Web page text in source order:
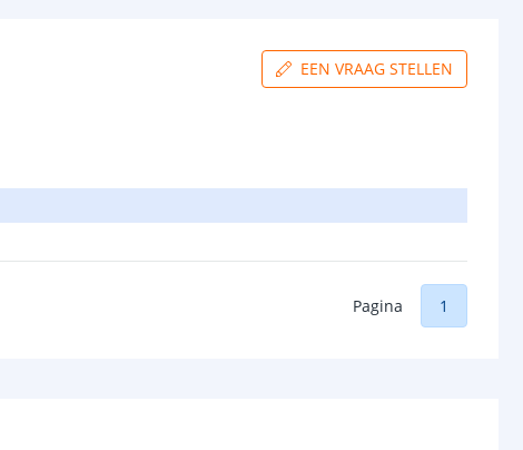
EEN VRAAG STELLEN
Pagina 1